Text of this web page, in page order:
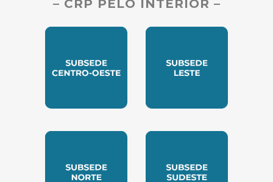
– CRP PELO INTERIOR –